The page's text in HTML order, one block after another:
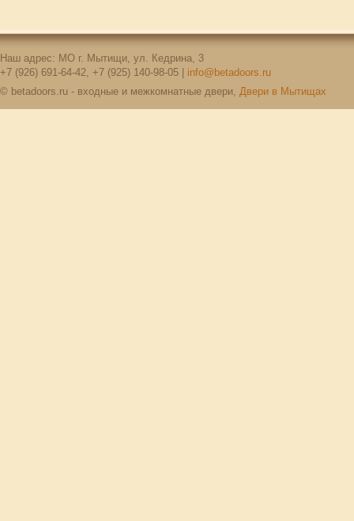
Наш адрес: МО г. Мытищи, ул. Кедрина, 3
+7 (926) 691-64-42, +7 (925) 140-98-05 | info@betadoors.ru
© betadoors.ru - входные и межкомнатные двери, Двери в Мытищах